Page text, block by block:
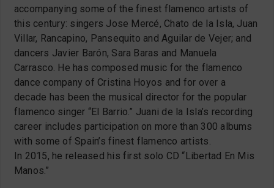
accompanying some of the finest flamenco artists of
this century: singers Jose Mercé, Chato de la Isla, Juan
Villar, Rancapino, Pansequito and Aguilar de Vejer; and
dancers Javier Barón, Sara Baras and Manuela
Carrasco. He has composed music for the flamenco
dance company of Cristina Hoyos and for over a
decade has been the musical director for the popular
flamenco singer “El Barrio.” Juani de la Isla’s recording
career includes participation on more than 300 albums
with some of Spain’s finest flamenco artists.
In 2015, he released his first solo CD “Libertad En Mis
Manos.”